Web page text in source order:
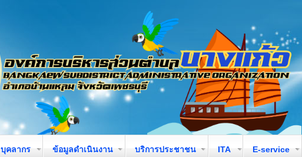
บุคลากร ข้อมูลดำเนินงาน บริการประชาชน ITA E-service